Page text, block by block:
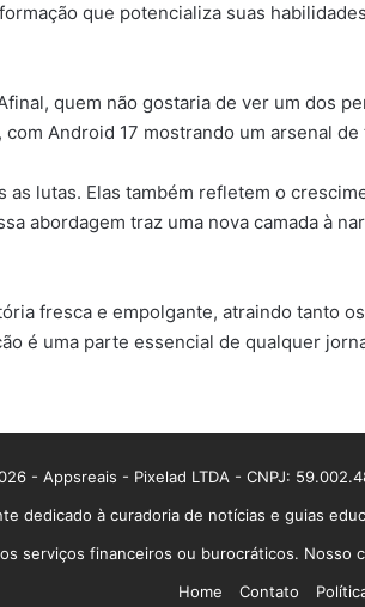
que potencializa suas
quem não gostaria de ver um dos
Android 17 mostrando um arsenal
as lutas. Elas também refletem o
abordagem traz uma nova camada à
fresca e empolgante, atraindo tanto
é uma parte essencial de qualquer
- Appsreais - Pixelad LTDA - CNPJ:
dedicado à curadoria de notícias e guias
serviços financeiros ou burocráticos.
Home
Contato